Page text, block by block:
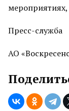
Пресс-служба
АО